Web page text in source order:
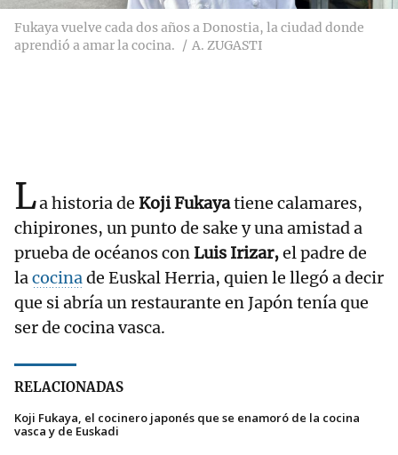
Fukaya vuelve cada dos años a Donostia, la ciudad donde
aprendió a amar la cocina.
A. ZUGASTI
La historia de Koji Fukayatiene calamares,
chipirones, un punto de sake y una amistad a
prueba de océanos conLuis Irizar,el padre de
lacocinade Euskal Herria, quien le llegó a decir
que si abría un restaurante en Japón tenía que
ser de cocina vasca.
RELACIONADAS
Koji Fukaya, el cocinero japonés que se enamoró de la cocina
vasca y de Euskadi